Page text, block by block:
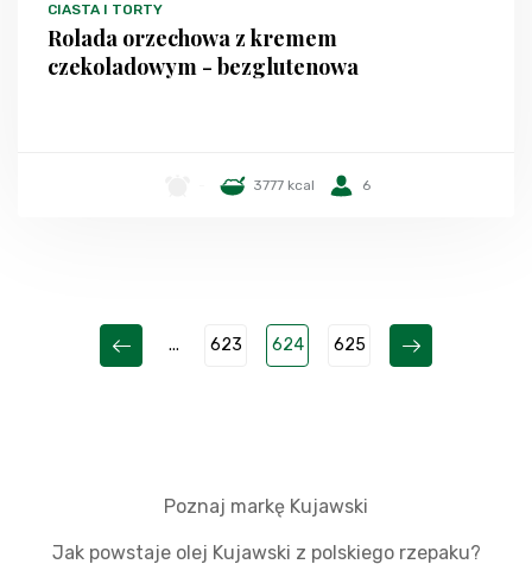
CIASTA I TORTY
Rolada orzechowa z kremem
czekoladowym - bezglutenowa
3777 kcal 6
... 623 624 625
Poznaj markę Kujawski
Jak powstaje olej Kujawski z polskiego rzepaku?